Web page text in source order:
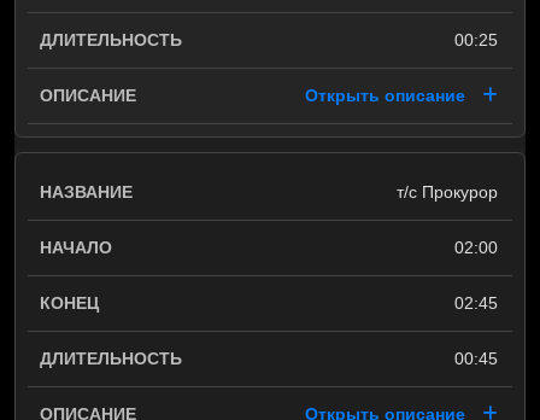
00:25
Открыть описание
т/с Прокурор
02:00
02:45
00:45
Открыть описание